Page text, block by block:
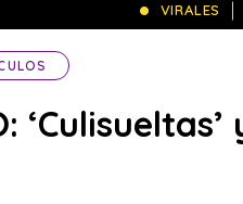
VIRALES